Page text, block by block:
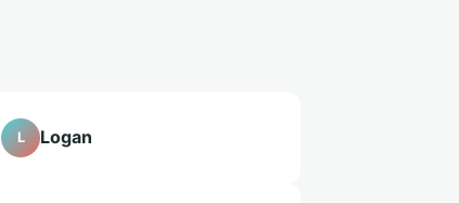
L Logan